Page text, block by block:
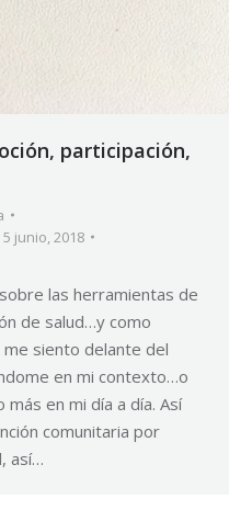
participación,
5 junio, 2018
las herramientas de
de salud…y como
siento delante del
en mi contexto…o
en mi día a día. Así
comunitaria por
así…